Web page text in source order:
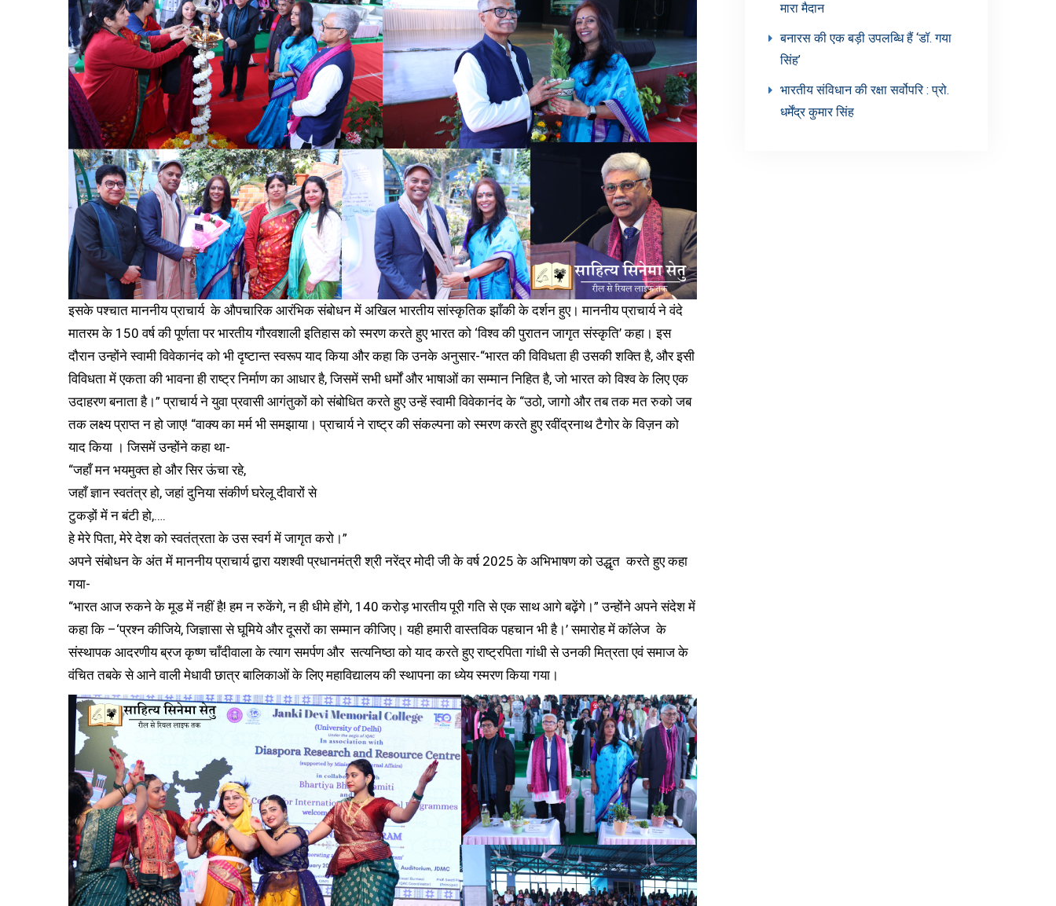
इसके पश्चात माननीय प्राचार्य के औपचारिक आरंभिक संबोधन में अखिल भारतीय सांस्कृतिक झाँकी के दर्शन हुए। माननीय प्राचार्य ने वंदे
मातरम के 150 वर्ष की पूर्णता पर भारतीय गौरवशाली इतिहास को स्मरण करते हुए भारत को ‘विश्व की पुरातन जागृत संस्कृति’ कहा। इस
दौरान उन्होंने स्वामी विवेकानंद को भी दृष्टान्त स्वरूप याद किया और कहा कि उनके अनुसार-“भारत की विविधता ही उसकी शक्ति है, और इसी
विविधता में एकता की भावना ही राष्ट्र निर्माण का आधार है, जिसमें सभी धर्मों और भाषाओं का सम्मान निहित है, जो भारत को विश्व के लिए एक
उदाहरण बनाता है।” प्राचार्य ने युवा प्रवासी आगंतुकों को संबोधित करते हुए उन्हें स्वामी विवेकानंद के “उठो, जागो और तब तक मत रुको जब
तक लक्ष्य प्राप्त न हो जाए! “वाक्य का मर्म भी समझाया। प्राचार्य ने राष्ट्र की संकल्पना को स्मरण करते हुए रवींद्रनाथ टैगोर के विज़न को
याद किया । जिसमें उन्होंने कहा था-
“जहाँ मन भयमुक्त हो और सिर ऊंचा रहे,
जहाँ ज्ञान स्वतंत्र हो, जहां दुनिया संकीर्ण घरेलू दीवारों से
टुकड़ों में न बंटी हो,….
हे मेरे पिता, मेरे देश को स्वतंत्रता के उस स्वर्ग में जागृत करो।”
अपने संबोधन के अंत में माननीय प्राचार्य द्वारा यशश्वी प्रधानमंत्री श्री नरेंद्र मोदी जी के वर्ष 2025 के अभिभाषण को उद्धृत करते हुए कहा
गया-
“भारत आज रुकने के मूड में नहीं है! हम न रुकेंगे, न ही धीमे होंगे, 140 करोड़ भारतीय पूरी गति से एक साथ आगे बढ़ेंगे।” उन्होंने अपने संदेश में
कहा कि –‘प्रश्न कीजिये, जिज्ञासा से घूमिये और दूसरों का सम्मान कीजिए। यही हमारी वास्तविक पहचान भी है।’ समारोह में कॉलेज के
संस्थापक आदरणीय ब्रज कृष्ण चाँदीवाला के त्याग समर्पण और सत्यनिष्ठा को याद करते हुए राष्ट्रपिता गांधी से उनकी मित्रता एवं समाज के
वंचित तबके से आने वाली मेधावी छात्र बालिकाओं के लिए महाविद्यालय की स्थापना का ध्येय स्मरण किया गया।
मारा मैदान
बनारस की एक बड़ी उपलब्धि हैं ‘डॉ. गया
सिंह’
भारतीय संविधान की रक्षा सर्वोपरि : प्रो.
धर्मेंद्र कुमार सिंह